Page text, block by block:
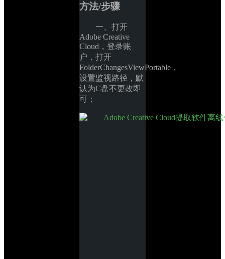
方法/步骤
一、打开
Adobe Creative
Cloud，登录账
户，打开
FolderChangesViewPortable，
设置监视路径，默
认为C盘不更改即
可；